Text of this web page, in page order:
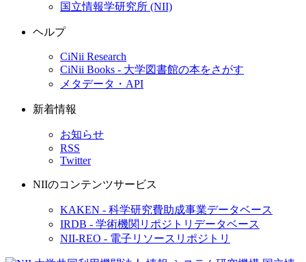
国立情報学研究所 (NII)
ヘルプ
CiNii Research
CiNii Books - 大学図書館の本をさがす
メタデータ・API
新着情報
お知らせ
RSS
Twitter
NIIのコンテンツサービス
KAKEN - 科学研究費助成事業データベース
IRDB - 学術機関リポジトリデータベース
NII-REO - 電子リソースリポジトリ